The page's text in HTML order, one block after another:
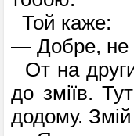
Той каже:
— Добре, не
От на
до зміїв.
додому. Змій